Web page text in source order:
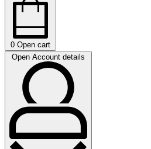
0 Open cart
Open Account details